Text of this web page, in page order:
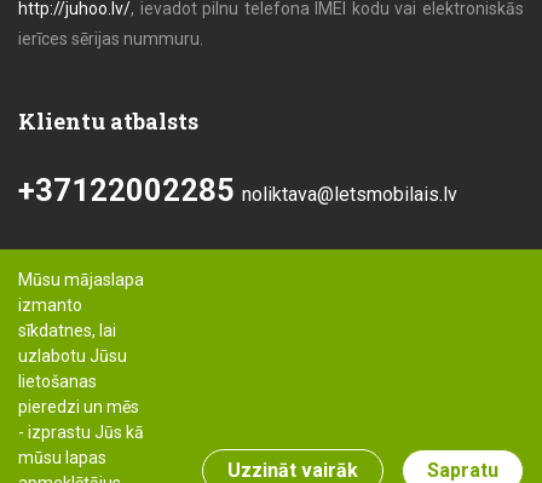
http://juhoo.lv/, ievadot pilnu telefona IMEI kodu vai elektroniskās
ierīces sērijas nummuru.
Klientu atbalsts
+37122002285 noliktava@letsmobilais.lv
Mūsu mājaslapa
izmanto
sīkdatnes, lai
uzlabotu Jūsu
lietošanas
pieredzi un mēs
- izprastu Jūs kā
mūsu lapas
Uzzināt vairāk Sapratu